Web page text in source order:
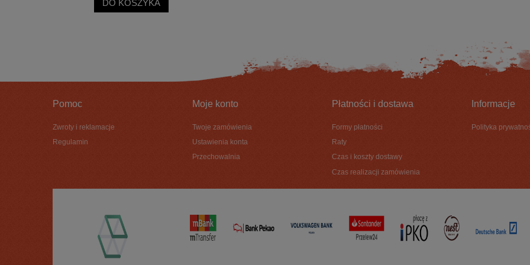
DO KOSZYKA
Pomoc
Zwroty i reklamacje
Regulamin
Moje konto
Twoje zamówienia
Ustawienia konta
Przechowalnia
Płatności i dostawa
Formy płatności
Raty
Czas i koszty dostawy
Czas realizacji zamówienia
Informacje
Polityka